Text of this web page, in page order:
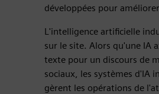
développées pour
L'intelligence artificielle
sur le site. Alors qu'une IA
texte pour un discours de
sociaux, les systèmes d'IA
gèrent les opérations de